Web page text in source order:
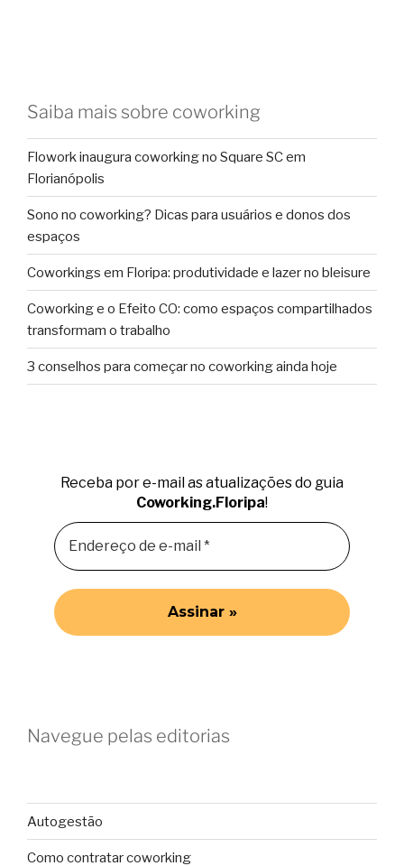
Saiba mais sobre coworking
Flowork inaugura coworking no Square SC em
Florianópolis
Sono no coworking? Dicas para usuários e donos dos
espaços
Coworkings em Floripa: produtividade e lazer no bleisure
Coworking e o Efeito CO: como espaços compartilhados
transformam o trabalho
3 conselhos para começar no coworking ainda hoje
Receba por e-mail as atualizações do guia
Coworking.Floripa!
Navegue pelas editorias
Autogestão
Como contratar coworking